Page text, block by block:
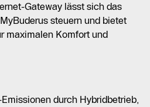
Gateway lässt sich das
steuern und bietet
maximalen Komfort und
durch Hybridbetrieb,